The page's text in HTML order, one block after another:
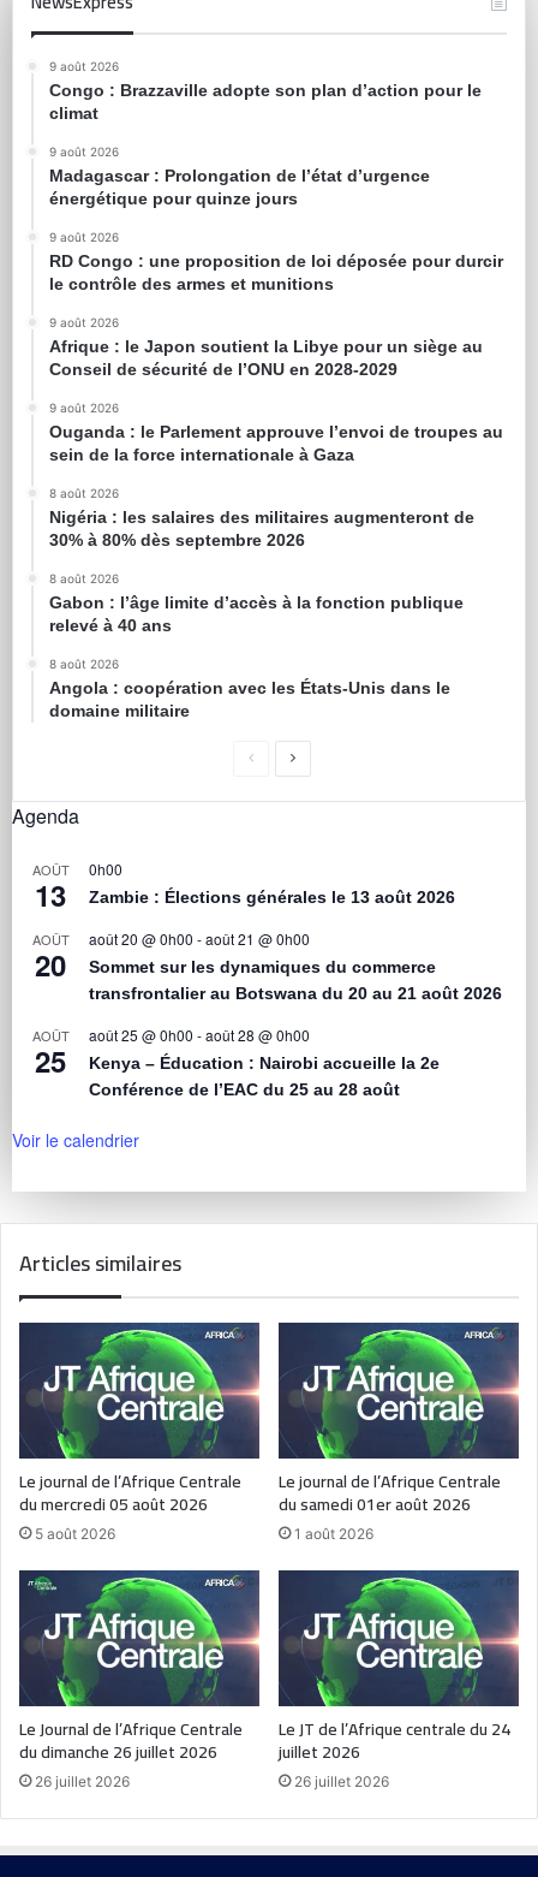
9 août 2026
Congo : Brazzaville adopte son plan d’action pour le
climat
9 août 2026
Madagascar : Prolongation de l’état d’urgence
énergétique pour quinze jours
9 août 2026
RD Congo : une proposition de loi déposée pour durcir
le contrôle des armes et munitions
9 août 2026
Afrique : le Japon soutient la Libye pour un siège au
Conseil de sécurité de l’ONU en 2028-2029
9 août 2026
Ouganda : le Parlement approuve l’envoi de troupes au
sein de la force internationale à Gaza
8 août 2026
Nigéria : les salaires des militaires augmenteront de
30% à 80% dès septembre 2026
8 août 2026
Gabon : l’âge limite d’accès à la fonction publique
relevé à 40 ans
8 août 2026
Angola : coopération avec les États-Unis dans le
domaine militaire
Agenda
AOÛT
13
0h00
Zambie : Élections générales le 13 août 2026
AOÛT
20
août 20 @ 0h00 -août 21 @ 0h00
Sommet sur les dynamiques du commerce
transfrontalier au Botswana du 20 au 21 août 2026
AOÛT
25
août 25 @ 0h00 -août 28 @ 0h00
Kenya – Éducation : Nairobi accueille la 2e
Conférence de l’EAC du 25 au 28 août
Voir le calendrier
Articles similaires
Le journal de l’Afrique Centrale
du mercredi 05 août 2026
5 août 2026
Le journal de l’Afrique Centrale
du samedi 01er août 2026
1 août 2026
Le Journal de l’Afrique Centrale
du dimanche 26 juillet 2026
26 juillet 2026
Le JT de l’Afrique centrale du 24
juillet 2026
26 juillet 2026